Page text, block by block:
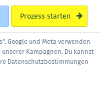
Prozess starten
Google und Meta verwenden
Kampagnen. Du kannst
Datenschutzbestimmungen